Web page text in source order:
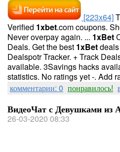
[223x64]
Verified 1xbet.com coupons.
Never overpay again. ... 1xBet
Deals. Get the best 1xBet
Dealspotr Tracker. + Track
available. 3Savings hacks
statistics. No ratings yet -. Add
комментарии: 0 понравилось!
ВидеоЧат с Девушками из
26-03-2020 08:33